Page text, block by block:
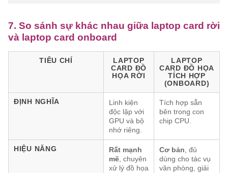
7. So sánh sự khác nhau giữa laptop card rời
và laptop card onboard
TIÊU CHÍ
LAPTOP
CARD ĐỒ
HỌA RỜI
LAPTOP
CARD ĐỒ HỌA
TÍCH HỢP
(ONBOARD)
ĐỊNH NGHĨA
Linh kiện
độc lập với
GPU và bộ
nhớ riêng.
Tích hợp sẵn
bên trong con
chip CPU.
HIỆU NĂNG
Rất mạnh
mẽ , chuyên
xử lý đồ họa
Cơ bản , đủ
dùng cho tác vụ
văn phòng, giải